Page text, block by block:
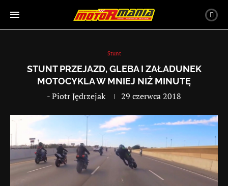
Stunt
STUNT PRZEJAZD, GLEBA I ZAŁADUNEK
MOTOCYKLA W MNIEJ NIŻ MINUTĘ
-Piotr Jędrzejak 29 czerwca 2018